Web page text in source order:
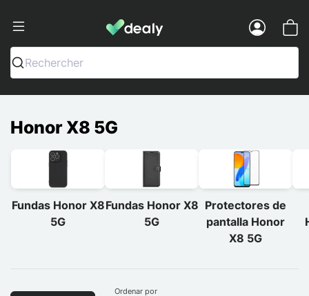
Dealy - Fundas y accesorios para
Rechercher
Honor X8 5G
Fundas Honor X8
5G
Fundas Honor X8
5G
Protectores de
pantalla Honor
X8 5G
Ordenar por